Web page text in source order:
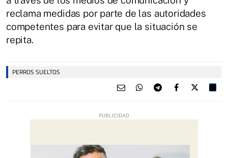
reclama medidas por parte de las autoridades
competentes para evitar que la situación se
repita.
PERROS SUELTOS